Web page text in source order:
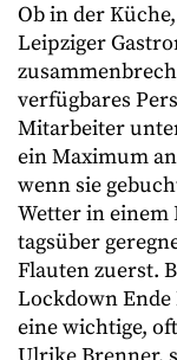
Ob in der
Leipziger
verfügbares
Mitarbeiter
ein Maximum
wenn sie
Wetter in einem
tagsüber
Flauten zuerst.
Lockdown
eine wichtige,